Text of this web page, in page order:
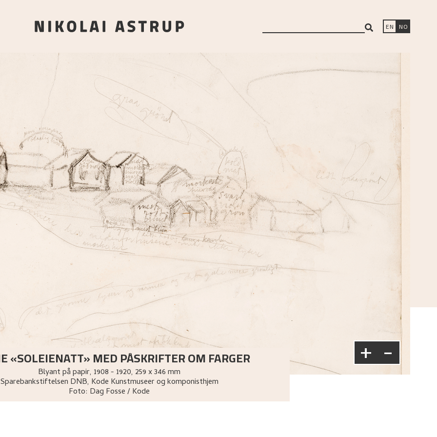
EN NO
+ -
«SOLEIENATT» MED PÅSKRIFTER OM FARGER
Blyant på papir, 1908 - 1920, 259 x 346 mm
Sparebankstiftelsen DNB, Kode Kunstmuseer og komponisthjem
Foto: Dag Fosse / Kode